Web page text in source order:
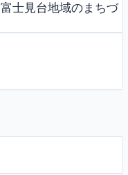
士見台地域のまちづ